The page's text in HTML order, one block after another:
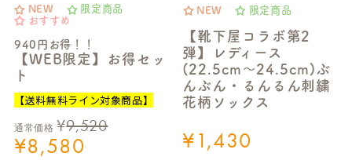
NEW
限定商品
おすすめ
940円お得！！
【WEB限定】お得セッ
ト
【送料無料ライン対象商品】
通常価格 ¥9,520
¥8,580
NEW 限定商品
【靴下屋コラボ第2
弾】レディース
(22.5cm～24.5cm)ぶ
んぶん・るんるん刺繍
花柄ソックス
¥1,430